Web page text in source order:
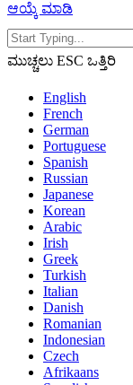
ಆಯ್ಕೆ ಮಾಡಿ
ಮುಚ್ಚಲು ESC ಒತ್ತಿರಿ
English
French
German
Portuguese
Spanish
Russian
Japanese
Korean
Arabic
Irish
Greek
Turkish
Italian
Danish
Romanian
Indonesian
Czech
Afrikaans